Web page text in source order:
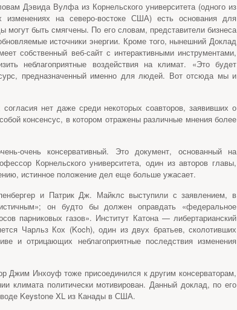
Дэвида Вулфа из Корнельского университета (одного из
изменениях на северо-востоке США) есть основания для
быть смягчены. По его словам, представители бизнеса
источники энергии. Кроме того, нынешний Доклад
собственный веб-сайт с интерактивными инструментами,
неблагоприятные воздействия на климат. «Это будет
предназначенный именно для людей. Вот отсюда мы и
нет даже среди некоторых соавторов, заявивших о
консенсус, в котором отражены различные мнения более
очень консервативный. Это документ, основанный на
Корнельского университета, один из авторов главы,
истинное положение дел еще больше ужасает.
и Патрик Дж. Майклс выступили с заявлением, в
он будто бы должен оправдать «федеральное
парниковых газов». Институт Катона — либертарианский
Чарльз Кох (Koch), один из двух братьев, сколотивших
и отрицающих неблагоприятные последствия изменения
Джим Инхоуф тоже присоединился к другим консерваторам,
климата политически мотивирован. Данный доклад, по его
Keystone XL из Канады в США.